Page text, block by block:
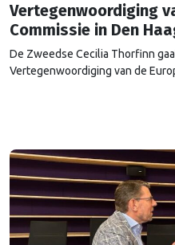
Vertegenwoordiging
Commissie in Den
De Zweedse Cecilia Thorfinn
Vertegenwoordiging van de